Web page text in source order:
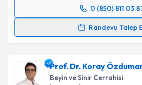
0 (850) 811 03
Randevu Talep
Randevu Takvimi Talebi
takvim hazırlandığında e-posta ile
Prof. Dr. Koray
Beyin ve Sinir Cerrahisi